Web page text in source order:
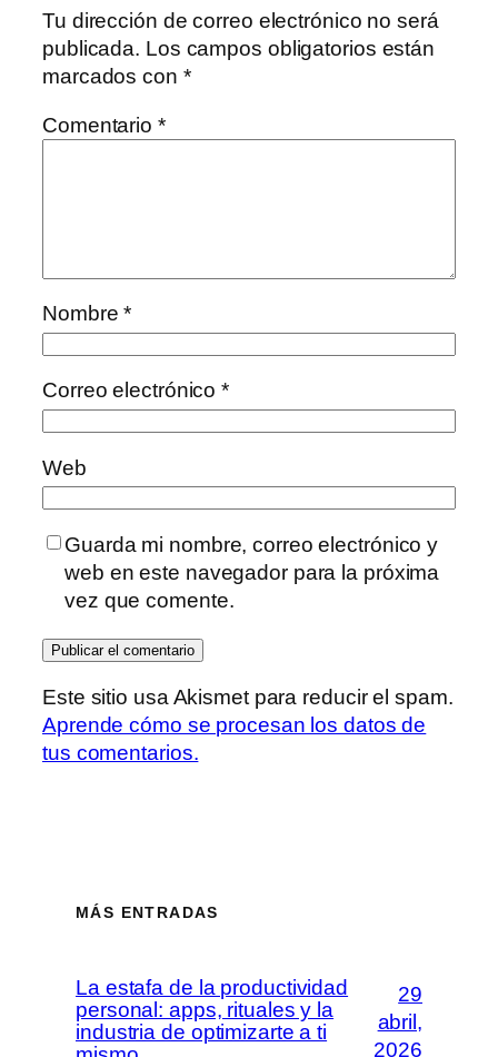
Tu dirección de correo electrónico no será
publicada. Los campos obligatorios están
marcados con *
Comentario *
Nombre*
Correo electrónico*
Web
Guarda mi nombre, correo electrónico y
web en este navegador para la próxima
vez que comente.
Este sitio usa Akismet para reducir el spam.
Aprende cómo se procesan los datos de
tus comentarios.
MÁS ENTRADAS
La estafa de la productividad
personal: apps, rituales y la
industria de optimizarte a ti
29
abril,
2026